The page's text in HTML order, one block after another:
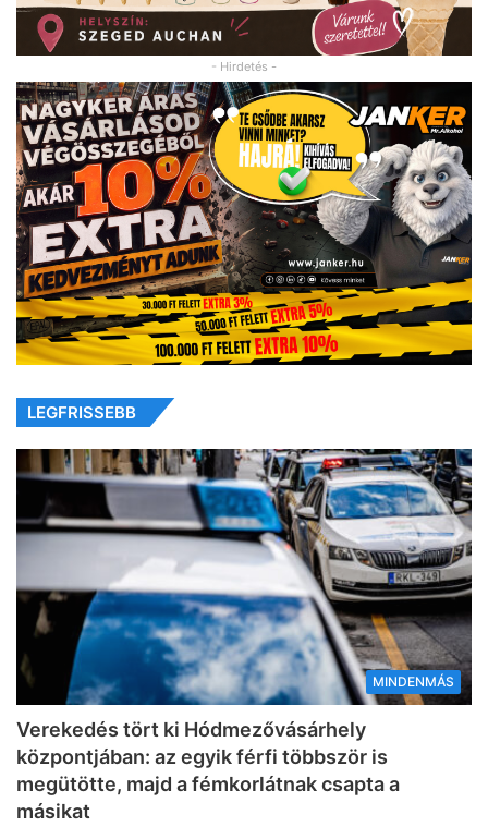
- Hirdetés -
LEGFRISSEBB
MINDENMÁS
Verekedés tört ki Hódmezővásárhely
központjában: az egyik férfi többször is
megütötte, majd a fémkorlátnak csapta a
másikat